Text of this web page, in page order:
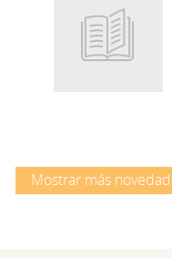
Root
Mostrar más